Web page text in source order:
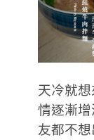
天冷就
情逐漸
友都不